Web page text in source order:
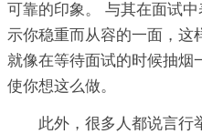
可靠的印象。 与其在面试
示你稳重而从容的一面，这
就像在等待面试的时候抽烟
使你想这么做。
此外，很多人都说言行